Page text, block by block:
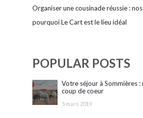
Organiser une cousinade réussie :
pourquoi Le Cart est le lieu idéal
POPULAR POSTS
Votre séjour à Sommières
coup de coeur
5 mars 2019